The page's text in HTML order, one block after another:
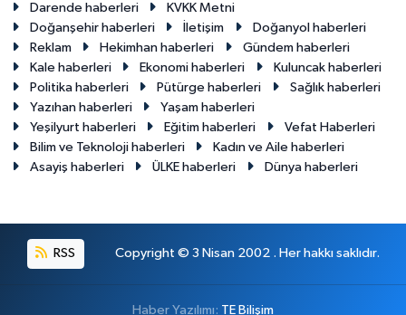
Darende haberleri
KVKK Metni
Doğanşehir haberleri
İletişim
Doğanyol haberleri
Reklam
Hekimhan haberleri
Gündem haberleri
Kale haberleri
Ekonomi haberleri
Kuluncak haberleri
Politika haberleri
Pütürge haberleri
Sağlık haberleri
Yazıhan haberleri
Yaşam haberleri
Yeşilyurt haberleri
Eğitim haberleri
Vefat Haberleri
Bilim ve Teknoloji haberleri
Kadın ve Aile haberleri
Asayiş haberleri
ÜLKE haberleri Dünya haberleri
RSS Copyright © 3 Nisan 2002 . Her hakkı saklıdır.
Haber Yazılımı: TE Bilişim